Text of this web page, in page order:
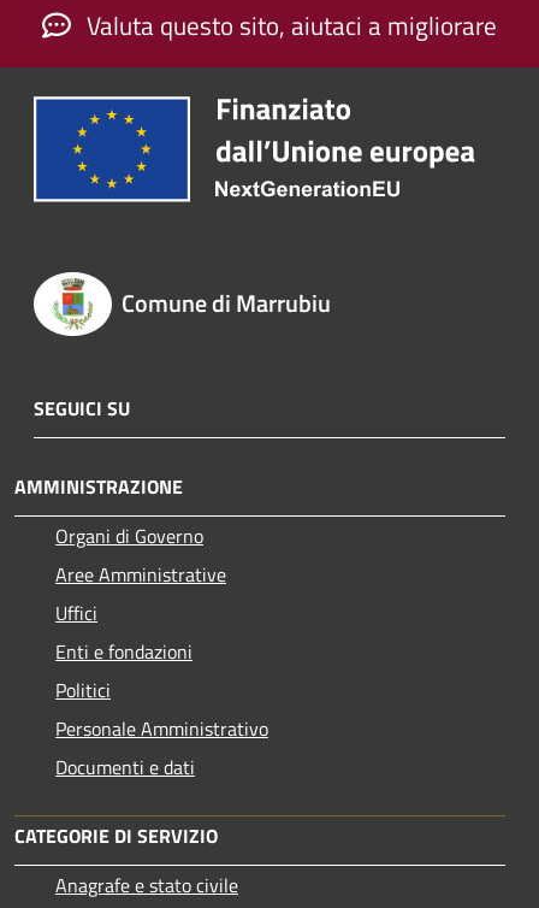
Valuta questo sito, aiutaci a migliorare
Comune di Marrubiu
SEGUICI SU
AMMINISTRAZIONE
Organi di Governo
Aree Amministrative
Uffici
Enti e fondazioni
Politici
Personale Amministrativo
Documenti e dati
CATEGORIE DI SERVIZIO
Anagrafe e stato civile